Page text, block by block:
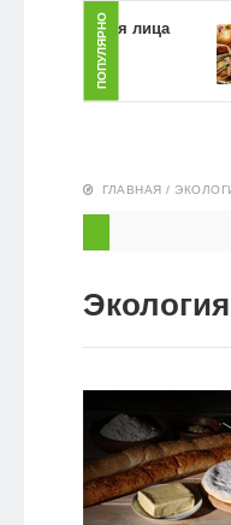
НОВОСТИ
ПОПУЛЯРНО
скраб для лица
ГЛАВНАЯ /